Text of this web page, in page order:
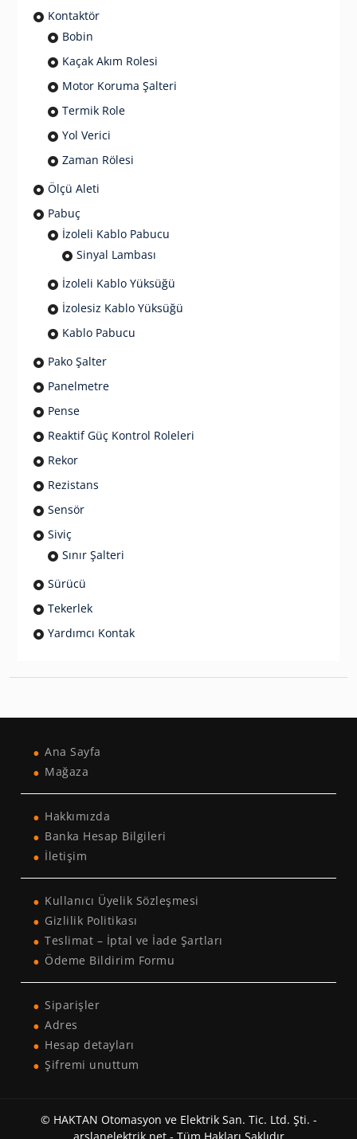
Kontaktör
Bobin
Kaçak Akım Rolesi
Motor Koruma Şalteri
Termik Role
Yol Verici
Zaman Rölesi
Ölçü Aleti
Pabuç
İzoleli Kablo Pabucu
Sinyal Lambası
İzoleli Kablo Yüksüğü
İzolesiz Kablo Yüksüğü
Kablo Pabucu
Pako Şalter
Panelmetre
Pense
Reaktif Güç Kontrol Roleleri
Rekor
Rezistans
Sensör
Siviç
Sınır Şalteri
Sürücü
Tekerlek
Yardımcı Kontak
Ana Sayfa
Mağaza
Hakkımızda
Banka Hesap Bilgileri
İletişim
Kullanıcı Üyelik Sözleşmesi
Gizlilik Politikası
Teslimat – İptal ve İade Şartları
Ödeme Bildirim Formu
Siparişler
Adres
Hesap detayları
Şifremi unuttum
© HAKTAN Otomasyon ve Elektrik San. Tic. Ltd. Şti. -